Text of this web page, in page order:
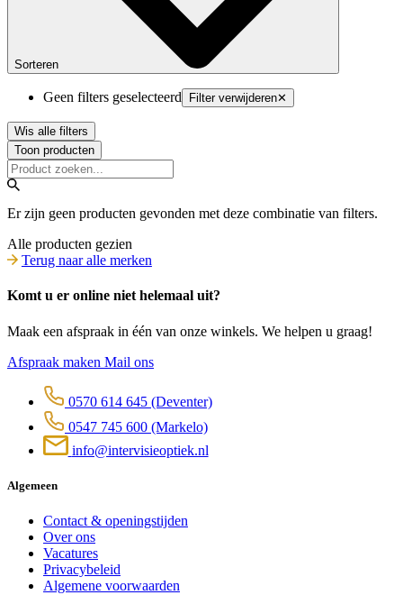
Sorteren
Geen filters geselecteerd Filter verwijderen✕
Wis alle filters
Toon producten
Er zijn geen producten gevonden met deze combinatie van filters.
Alle producten gezien
Terug naar alle merken
Komt u er online niet helemaal uit?
Maak een afspraak in één van onze winkels. We helpen u graag!
Afspraak maken Mail ons
0570 614 645 (Deventer)
0547 745 600 (Markelo)
info@intervisieoptiek.nl
Algemeen
Contact & openingstijden
Over ons
Vacatures
Privacybeleid
Algemene voorwaarden